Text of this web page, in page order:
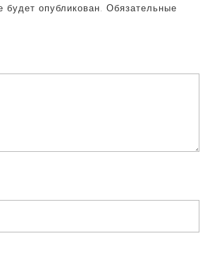
опубликован.
Обязательные